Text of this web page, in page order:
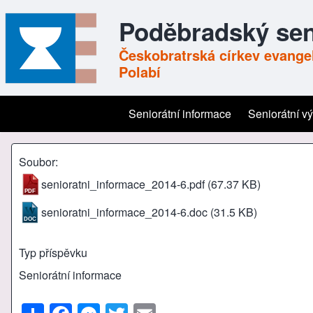
Poděbradský
Českobratrská církev
Polabí
Main navigation
Seniorátní informace Seniorátní
Soubor
senioratni_informace_2014-6.pdf (67.37 KB)
senioratni_informace_2014-6.doc (31.5 KB)
Typ příspěvku
Seniorátní informace